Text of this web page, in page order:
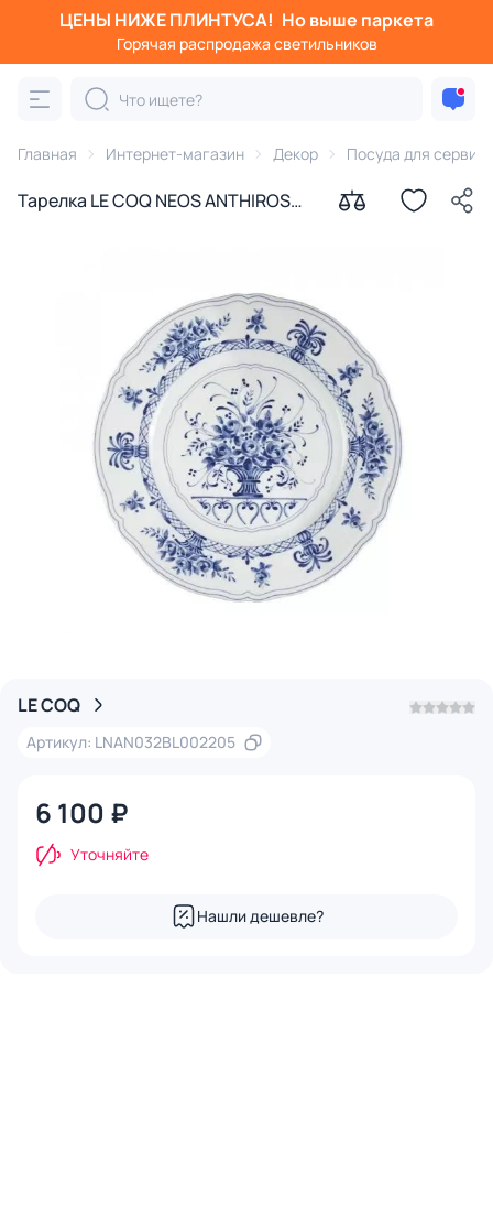
ЦЕНЫ НИЖЕ ПЛИНТУСА! Но выше паркета
Горячая распродажа светильников
Главная Интернет-магазин Декор Посуда для
Тарелка LE COQ NEOS ANTHIROS
LE COQ
Артикул: LNAN032BL002205
6 100 ₽
Уточняйте
Нашли дешевле?